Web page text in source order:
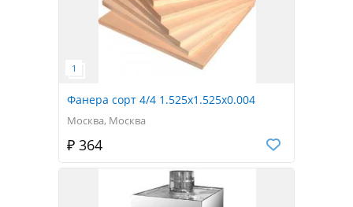
Фанера сорт 4/4 1.525x1.525x0.004
Москва, Москва
₽ 364